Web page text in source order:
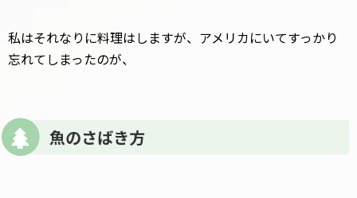
私はそれなりに料理はしますが、アメリカにいてすっかり
忘れてしまったのが、
魚のさばき方